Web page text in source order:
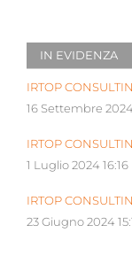
IN EVIDENZA
IRTOP
16 Settembre
IRTOP
1 Luglio 2024 16:16
IRTOP
23 Giugno 2024